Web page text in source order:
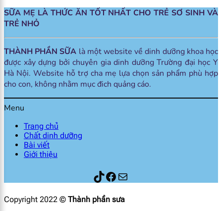
SỮA MẸ LÀ THỨC ĂN TỐT NHẤT CHO TRẺ SƠ SINH VÀ
TRẺ NHỎ
THÀNH PHẦN SỮA là một website về dinh dưỡng khoa học
được xây dựng bởi chuyên gia dinh dưỡng Trường đại học Y
Hà Nội. Website hỗ trợ cha mẹ lựa chọn sản phẩm phù hợp
cho con, không nhằm mục đich quảng cáo.
Menu
Trang chủ
Chất dinh dưỡng
Bài viết
Giới thiệu
Thành phần sữaFacebook
Mail
Copyright 2022 © Thành phần sưa